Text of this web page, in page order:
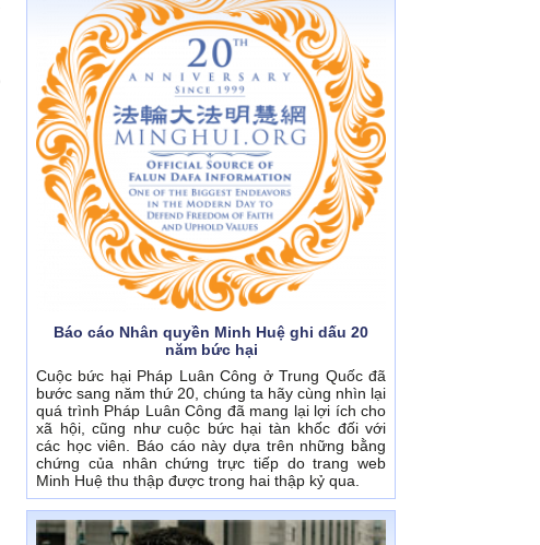
Báo cáo Nhân quyền Minh Huệ ghi dấu 20
năm bức hại
Cuộc bức hại Pháp Luân Công ở Trung Quốc đã
bước sang năm thứ 20, chúng ta hãy cùng nhìn lại
quá trình Pháp Luân Công đã mang lại lợi ích cho
xã hội, cũng như cuộc bức hại tàn khốc đối với
các học viên. Báo cáo này dựa trên những bằng
chứng của nhân chứng trực tiếp do trang web
Minh Huệ thu thập được trong hai thập kỷ qua.